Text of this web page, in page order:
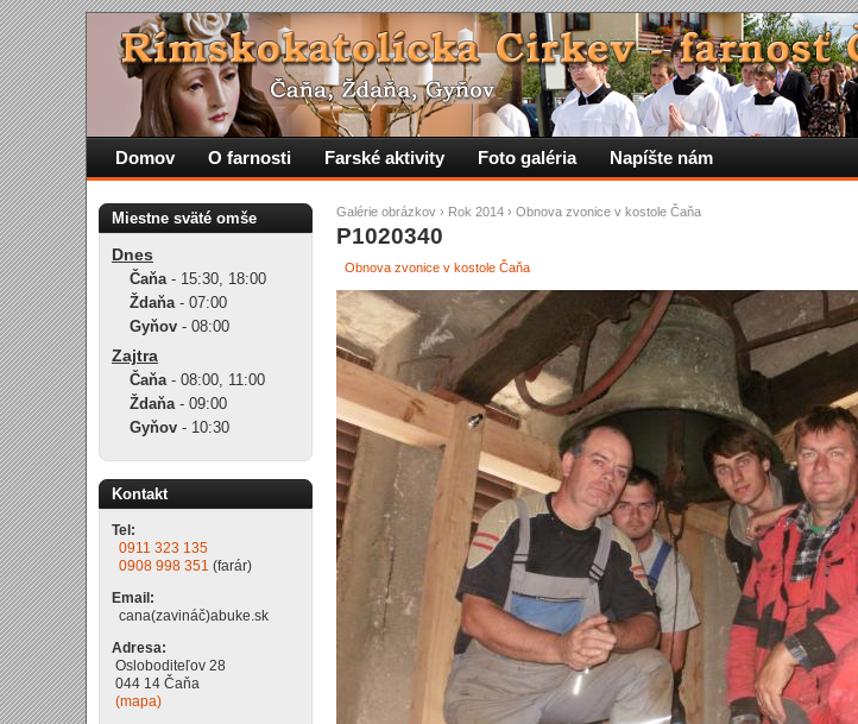
Galérie obrázkov › Rok 2014 › Obnova zvonice v kostole Čaňa
P1020340
Obnova zvonice v kostole Čaňa
Domov O farnosti Farské aktivity Foto galéria Napíšte nám
Miestne sväté omše
Dnes
Čaňa- 15:30, 18:00
Ždaňa- 07:00
Gyňov - 08:00
Zajtra
Čaňa- 08:00, 11:00
Ždaňa- 09:00
Gyňov - 10:30
Kontakt
Tel:
0911 323 135
0908 998 351 (farár)
Email:
cana(zavináč)abuke.sk
Adresa:
Osloboditeľov 28
044 14 Čaňa
(mapa)